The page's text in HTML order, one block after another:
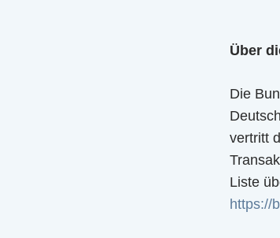
Über
Die
vertritt
Liste
https://